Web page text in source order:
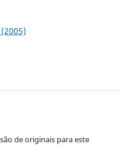
de originais para este